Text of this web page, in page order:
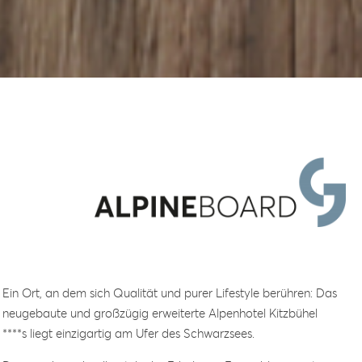
Ein Ort, an dem sich Qualität und purer Lifestyle berühren: Das
neugebaute und großzügig erweiterte Alpenhotel Kitzbühel
****s liegt einzigartig am Ufer des Schwarzsees.